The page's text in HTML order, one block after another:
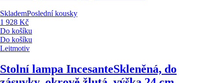
SklademPoslední kousky
1 928 Kč
Do košíku
Do košíku
Leitmotiv
Stolní lampa IncesanteSkleněná, do